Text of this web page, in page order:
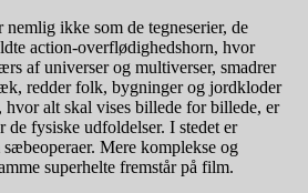
ikke som de tegneserier, de
action-overflødighedshorn, hvor
af universer og multiverser, smadrer
redder folk, bygninger og jordkloder
hvor alt skal vises billede for billede, er
de fysiske udfoldelser. I stedet er
sæbeoperaer. Mere komplekse og
superhelte fremstår på film.